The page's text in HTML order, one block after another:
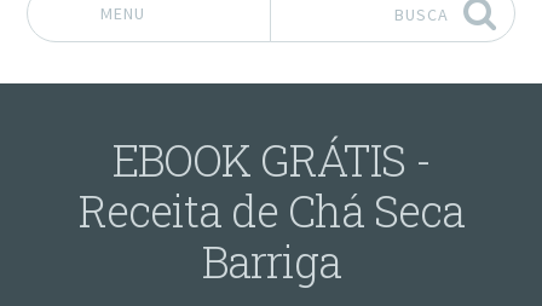
MENU BUSCA
EBOOK GRÁTIS -
Receita de Chá Seca
Barriga